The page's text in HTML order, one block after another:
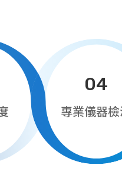
04
專業儀器